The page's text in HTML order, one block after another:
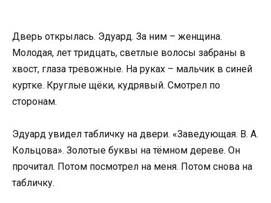
Дверь открылась. Эдуард. За ним – женщина.
Молодая, лет тридцать, светлые волосы забраны в
хвост, глаза тревожные. На руках – мальчик в синей
куртке. Круглые щёки, кудрявый. Смотрел по
сторонам.
Эдуард увидел табличку на двери. «Заведующая. В. А.
Кольцова». Золотые буквы на тёмном дереве. Он
прочитал. Потом посмотрел на меня. Потом снова на
табличку.